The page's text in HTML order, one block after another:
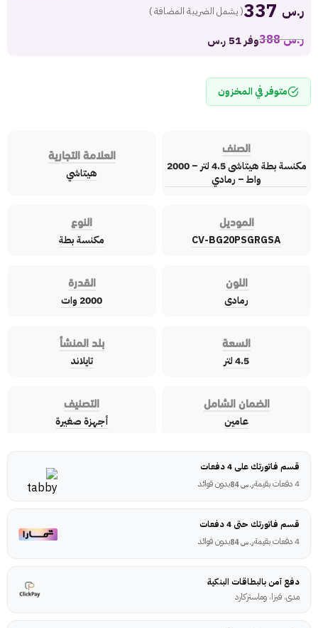
ر.س ( يشمل الضريبة المضافة )
ر.س388 وفر 51 ر.س
متوفر في المخزون
الصنف
مكنسة بطة هيتاشى 4.5 لتر – 2000
واط – رمادي
العلامة التجارية
هيتاشي
الموديل
CV-BG20PSGRGSA
النوع
مكنسة بطة
اللون
رمادى
القدرة
2000 وات
السعة
4.5 لتر
بلد المنشأ
تايلاند
الضمان الشامل
عامين
التصنيف
أجهزة صغيرة
قسم فاتورتك على 4 دفعات
4 دفعات بقيمة
ر.س84 بدون فوائد
قسم فاتورتك حتى 4 دفعات
4 دفعات بقيمة
ر.س84 بدون فوائد
دفع آمن بالبطاقات البنكية
مدى، فيزا، وماستركارد